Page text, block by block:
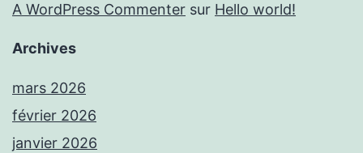
A WordPress Commenter sur Hello world!
Archives
mars 2026
février 2026
janvier 2026